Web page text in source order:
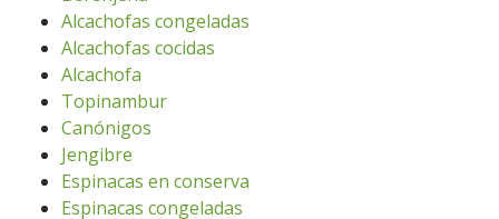
Alcachofas congeladas
Alcachofas cocidas
Alcachofa
Topinambur
Canónigos
Jengibre
Espinacas en conserva
Espinacas congeladas